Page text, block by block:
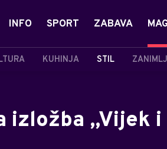
INFO SPORT ZABAVA
KUHINJA STIL
„Vijek i